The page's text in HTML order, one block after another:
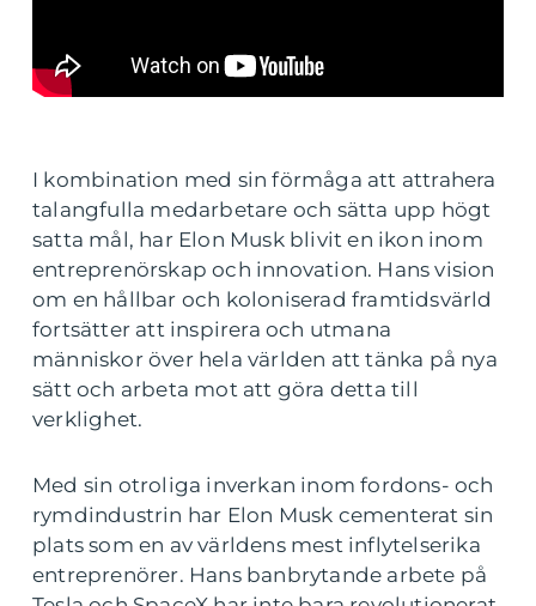
I kombination med sin förmåga att attrahera
talangfulla medarbetare och sätta upp högt
satta mål, har Elon Musk blivit en ikon inom
entreprenörskap och innovation. Hans vision
om en hållbar och koloniserad framtidsvärld
fortsätter att inspirera och utmana
människor över hela världen att tänka på nya
sätt och arbeta mot att göra detta till
verklighet.
Med sin otroliga inverkan inom fordons- och
rymdindustrin har Elon Musk cementerat sin
plats som en av världens mest inflytelserika
entreprenörer. Hans banbrytande arbete på